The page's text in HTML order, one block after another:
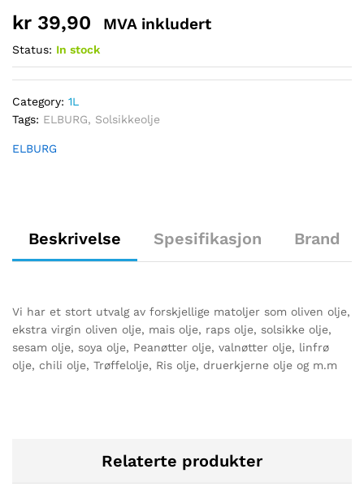
kr 39,90 MVA inkludert
Status: In stock
Category: 1L
Tags: ELBURG, Solsikkeolje
ELBURG
Beskrivelse Spesifikasjon Brand
Vi har et stort utvalg av forskjellige matoljer som oliven olje,
ekstra virgin oliven olje, mais olje, raps olje, solsikke olje,
sesam olje, soya olje, Peanøtter olje, valnøtter olje, linfrø
olje, chili olje, Trøffelolje, Ris olje, druerkjerne olje og m.m
Relaterte produkter